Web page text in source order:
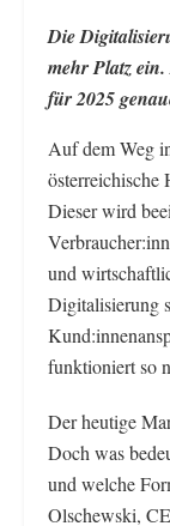
Die
mehr Platz
für 2025
Auf dem Weg
österreichische
Dieser wird
und
Digitalisierung
funktioniert so
Der heutige
Doch was
und welche
Olschewski,